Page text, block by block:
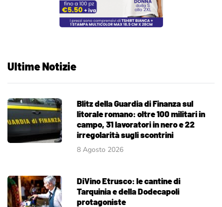
Ultime Notizie
Blitz della Guardia di Finanza sul
litorale romano: oltre 100 militari in
campo, 31 lavoratori in nero e 22
irregolarità sugli scontrini
8 Agosto 2026
DiVino Etrusco: le cantine di
Tarquinia e della Dodecapoli
protagoniste